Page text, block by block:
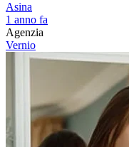
Asina
1 anno fa
Agenzia
Vernio